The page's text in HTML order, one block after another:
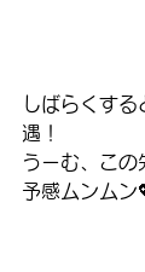
しばらくす
遇！
うーむ、この
予感ムンムン